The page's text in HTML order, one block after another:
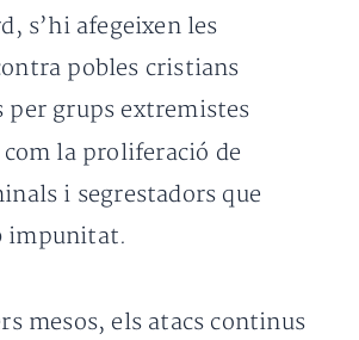
s’hi afegeixen les
pobles cristians
per grups extremistes
la proliferació de
i segrestadors que
impunitat.
mesos, els atacs continus